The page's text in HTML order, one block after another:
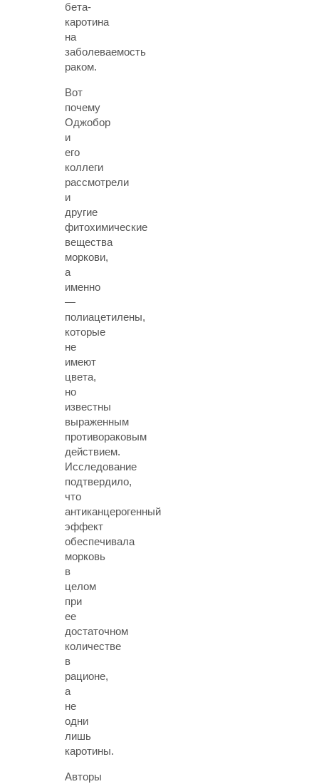
бета-
каротина
на
заболеваемость
раком.
Вот
почему
Оджобор
и
его
коллеги
рассмотрели
и
другие
фитохимические
вещества
моркови,
а
именно
—
полиацетилены,
которые
не
имеют
цвета,
но
известны
выраженным
противораковым
действием.
Исследование
подтвердило,
что
антиканцерогенный
эффект
обеспечивала
морковь
в
целом
при
ее
достаточном
количестве
в
рационе,
а
не
одни
лишь
каротины.
Авторы